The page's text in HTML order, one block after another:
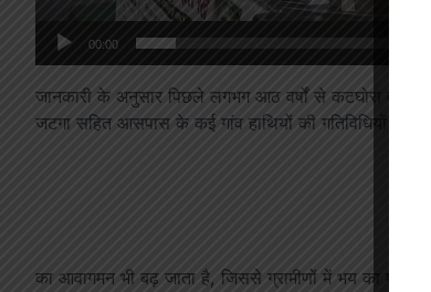
00:00
जानकारी के अनुसार पिछले लगभग आठ वर्षों से कटघोरा वन
जटगा सहित आसपास के कई गांव हाथियों की गतिविधियों से
का आवागमन भी बढ़ जाता है, जिससे ग्रामीणों में भय का माहौल